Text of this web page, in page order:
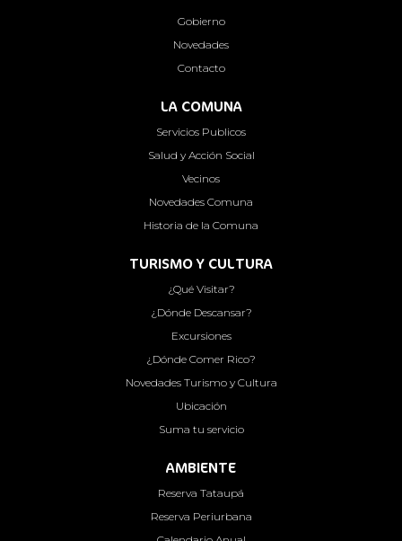
Gobierno
Novedades
Contacto
LA COMUNA
Servicios Publicos
Salud y Acción Social
Vecinos
Novedades Comuna
Historia de la Comuna
TURISMO Y CULTURA
¿Qué Visitar?
¿Dónde Descansar?
Excursiones
¿Dónde Comer Rico?
Novedades Turismo y Cultura
Ubicación
Suma tu servicio
AMBIENTE
Reserva Tataupá
Reserva Periurbana